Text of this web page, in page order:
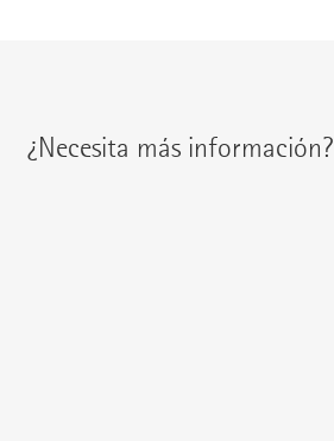
¿Necesita más información?